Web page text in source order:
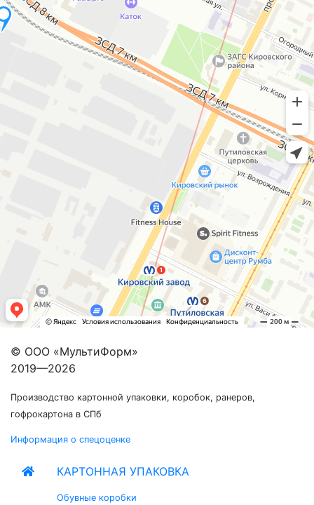
© ООО «МультиФорм»
2019—2026
Производство картонной упаковки, коробок, ранеров,
гофрокартона в СПб
Информация о спецоценке
КАРТОННАЯ УПАКОВКА
Обувные коробки